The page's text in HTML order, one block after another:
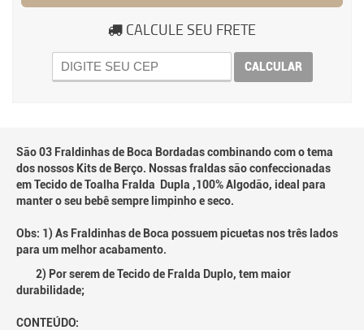
CALCULE SEU FRETE
CALCULAR
São 03 Fraldinhas de Boca Bordadas combinando com o tema
dos nossos Kits de Berço. Nossas fraldas são confeccionadas
em Tecido de Toalha Fralda Dupla ,100% Algodão, ideal para
manter o seu bebê sempre limpinho e seco.
Obs: 1) As Fraldinhas de Boca possuem picuetas nos três lados
para um melhor acabamento.
2) Por serem de Tecido de Fralda Duplo, tem maior
durabilidade;
CONTEÚDO: